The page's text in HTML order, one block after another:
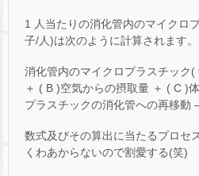
1 人当たりの消化管内のマイクロ
子/人)は次のように計算されます。
消化管内のマイクロプラスチック
＋ ( B )空気からの摂取量 ＋ ( C )
プラスチックの消化管への再移動
数式及びその算出に当たるプロセ
くわあからないので割愛する(笑)